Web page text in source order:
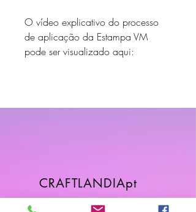
O vídeo explicativo do processo
de aplicação da Estampa VM
pode ser visualizado aqui:
CRAFTLANDIApt